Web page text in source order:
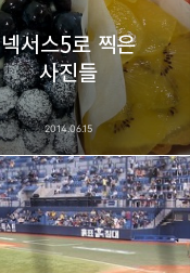
넥서스5로 찍은
사진들
2014.06.15